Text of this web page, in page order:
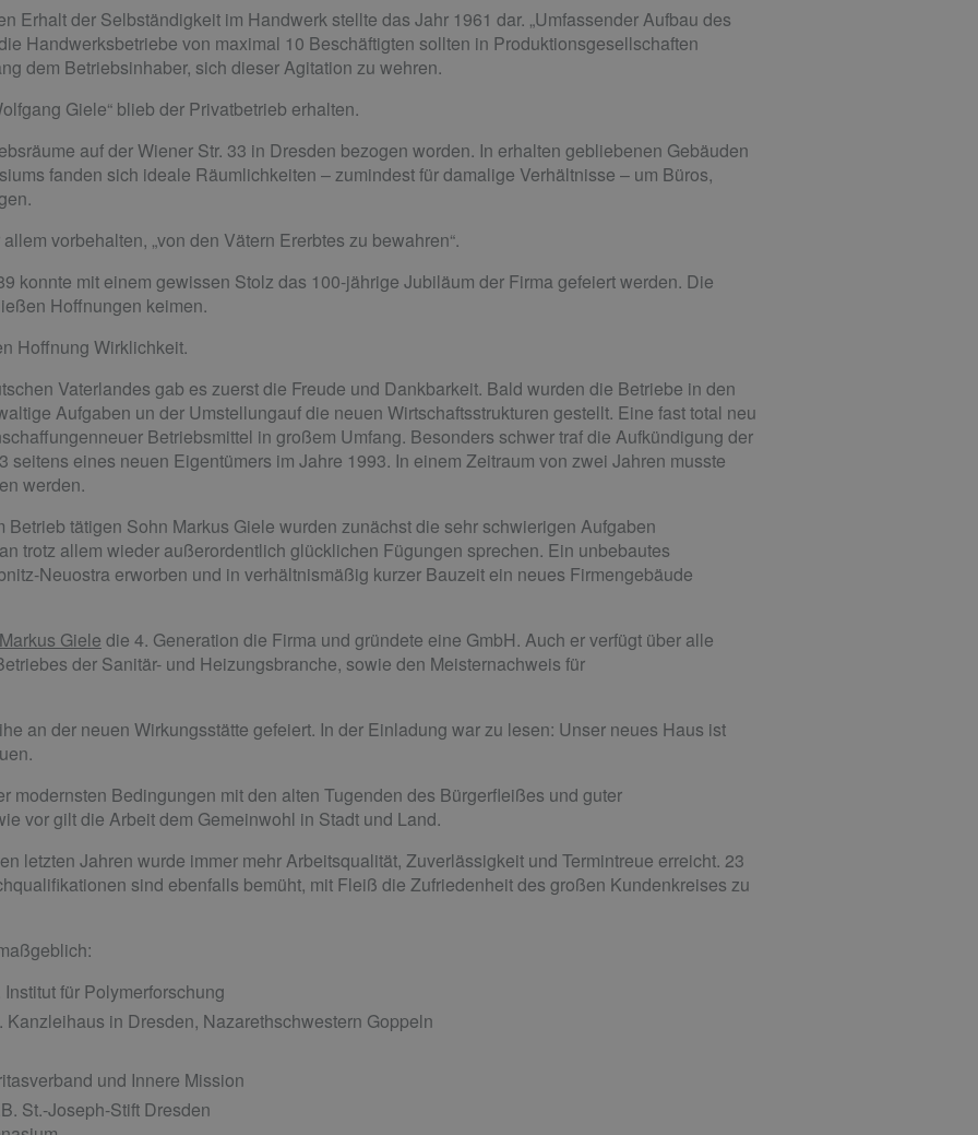
Erhalt der Selbständigkeit im Handwerk stellte das Jahr 1961 dar. „Umfassender Aufbau des
Handwerksbetriebe von maximal 10 Beschäftigten sollten in Produktionsgesellschaften
dem Betriebsinhaber, sich dieser Agitation zu wehren.
Giele“ blieb der Privatbetrieb erhalten.
auf der Wiener Str. 33 in Dresden bezogen worden. In erhalten gebliebenen Gebäuden
fanden sich ideale Räumlichkeiten – zumindest für damalige Verhältnisse – um Büros,
vorbehalten, „von den Vätern Ererbtes zu bewahren“.
konnte mit einem gewissen Stolz das 100-jährige Jubiläum der Firma gefeiert werden. Die
Hoffnungen keimen.
Hoffnung Wirklichkeit.
Vaterlandes gab es zuerst die Freude und Dankbarkeit. Bald wurden die Betriebe in den
Aufgaben un der Umstellungauf die neuen Wirtschaftsstrukturen gestellt. Eine fast total neu
Betriebsmittel in großem Umfang. Besonders schwer traf die Aufkündigung der
seitens eines neuen Eigentümers im Jahre 1993. In einem Zeitraum von zwei Jahren musste
werden.
Betrieb tätigen Sohn Markus Giele wurden zunächst die sehr schwierigen Aufgaben
trotz allem wieder außerordentlich glücklichen Fügungen sprechen. Ein unbebautes
Neuostra erworben und in verhältnismäßig kurzer Bauzeit ein neues Firmengebäude
Markus Giele die 4. Generation die Firma und gründete eine GmbH. Auch er verfügt über alle
der Sanitär- und Heizungsbranche, sowie den Meisternachweis für
an der neuen Wirkungsstätte gefeiert. In der Einladung war zu lesen: Unser neues Haus ist
modernsten Bedingungen mit den alten Tugenden des Bürgerfleißes und guter
vor gilt die Arbeit dem Gemeinwohl in Stadt und Land.
letzten Jahren wurde immer mehr Arbeitsqualität, Zuverlässigkeit und Termintreue erreicht. 23
sind ebenfalls bemüht, mit Fleiß die Zufriedenheit des großen Kundenkreises zu
für Polymerforschung
in Dresden, Nazarethschwestern Goppeln
und Innere Mission
St.-Joseph-Stift Dresden